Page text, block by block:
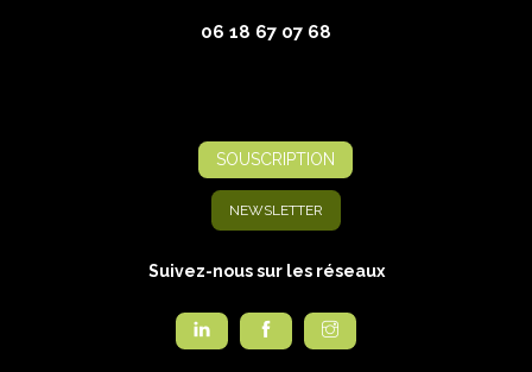
06 18 67 07 68
SOUSCRIPTION
NEWSLETTER
Suivez-nous sur les réseaux